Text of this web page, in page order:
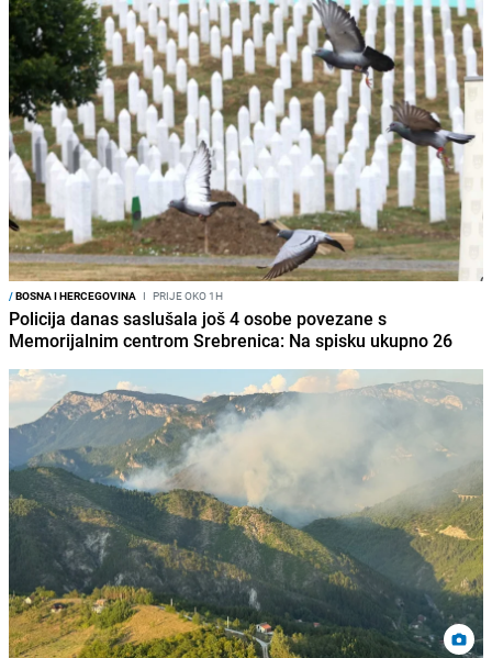
/BOSNA I HERCEGOVINA I PRIJE OKO 1H
Policija danas saslušala još 4 osobe povezane s
Memorijalnim centrom Srebrenica: Na spisku ukupno 26